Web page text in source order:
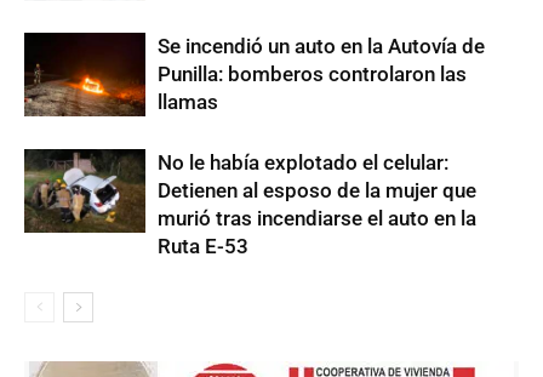
Se incendió un auto en la Autovía de
Punilla: bomberos controlaron las
llamas
No le había explotado el celular:
Detienen al esposo de la mujer que
murió tras incendiarse el auto en la
Ruta E-53